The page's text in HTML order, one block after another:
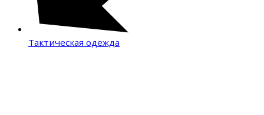
Тактическая одежда